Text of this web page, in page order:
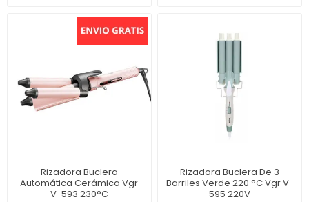
Rizadora Buclera
Automática Cerámica Vgr
V-593 230°C
Rizadora Buclera De 3
Barriles Verde 220 °C Vgr V-
595 220V